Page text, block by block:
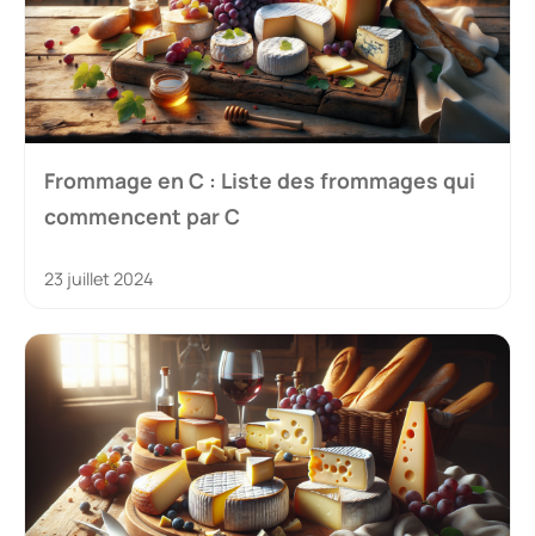
Frommage en C : Liste des frommages qui
commencent par C
23 juillet 2024